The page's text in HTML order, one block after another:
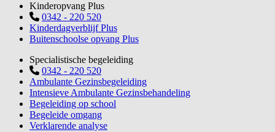
Kinderopvang Plus
0342 - 220 520
Kinderdagverblijf Plus
Buitenschoolse opvang Plus
Specialistische begeleiding
0342 - 220 520
Ambulante Gezinsbegeleiding
Intensieve Ambulante Gezinsbehandeling
Begeleiding op school
Begeleide omgang
Verklarende analyse